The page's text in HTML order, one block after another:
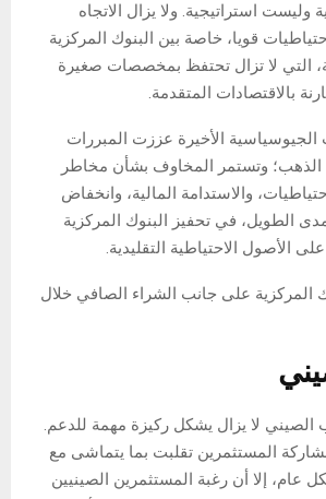
وليست استراتيجية. ولا يزال الاتجاه
قويا، خاصة بين البنوك المركزية
التي لا تزال تحتفظ بمخصصات صغيرة
بالاقتصادات المتقدمة.
الأخيرة عززت المبررات
الذهب؛ وتستمر المخاوف بشأن مخاطر
والاستدامة المالية، وانخفاض
الطويل، في تحفيز البنوك المركزية
الأصول الاحتياطية التقليدية.
المركزية على جانب الشراء الصافي خلال
الصيني لا يزال يشكل ركيزة مهمة للدعم.
المستثمرين تقلبت بما يتماشى مع
عام، إلا أن رغبة المستثمرين الصينيين